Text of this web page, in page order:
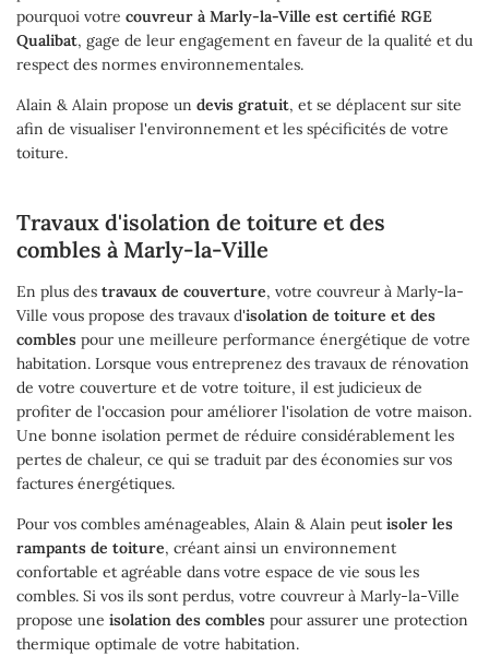
Accueil
Couverture
Rénovation
Ramonage
Réalisations
Actualités
Contact
Restez
Inscription
pourquoi votre couvreur à Marly-la-Ville est certifié RGE
Qualibat, gage de leur engagement en faveur de la qualité et du
respect des normes environnementales.
Alain & Alain propose un devis gratuit, et se déplacent sur site
afin de visualiser l'environnement et les spécificités de votre
toiture.
Travaux d'isolation de toiture et des
combles à Marly-la-Ville
En plus des travaux de couverture, votre couvreur à Marly-la-
Ville vous propose des travaux d'isolation de toiture et des
combles pour une meilleure performance énergétique de votre
habitation. Lorsque vous entreprenez des travaux de rénovation
de votre couverture et de votre toiture, il est judicieux de
profiter de l'occasion pour améliorer l'isolation de votre maison.
Une bonne isolation permet de réduire considérablement les
pertes de chaleur, ce qui se traduit par des économies sur vos
factures énergétiques.
Pour vos combles aménageables, Alain & Alain peut isoler les
rampants de toiture, créant ainsi un environnement
confortable et agréable dans votre espace de vie sous les
combles. Si vos ils sont perdus, votre couvreur à Marly-la-Ville
propose une isolation des combles pour assurer une protection
thermique optimale de votre habitation.